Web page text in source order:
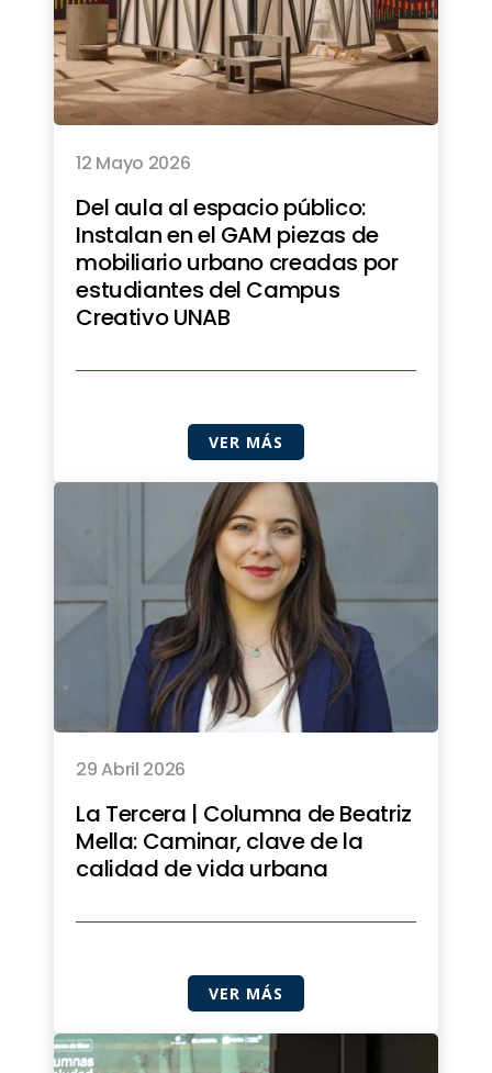
12 Mayo 2026
Del aula al espacio público:
Instalan en el GAM piezas de
mobiliario urbano creadas por
estudiantes del Campus
Creativo UNAB
VER MÁS
29 Abril 2026
La Tercera | Columna de Beatriz
Mella: Caminar, clave de la
calidad de vida urbana
VER MÁS